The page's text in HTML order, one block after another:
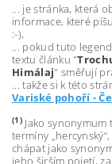
... je stránka, která
informace, které
:-),
... pokud tuto
textu článku "
Himálaj" směřují
... takže si k této
Variské pohoří -
(1)Jako synonymum
termíny
chápat jako
jeho širším pojetí,